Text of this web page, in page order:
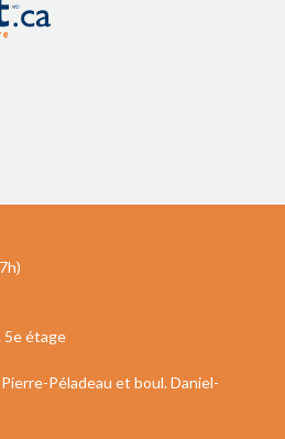
5e étage
Péladeau et boul. Daniel-